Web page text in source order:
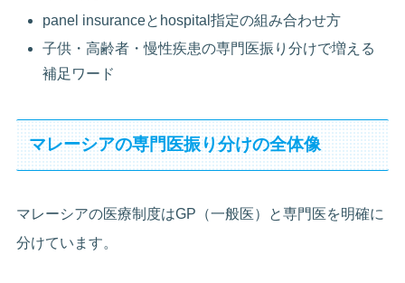
panel insuranceとhospital指定の組み合わせ方
子供・高齢者・慢性疾患の専門医振り分けで増える
補足ワード
マレーシアの専門医振り分けの全体像
マレーシアの医療制度はGP（一般医）と専門医を明確に
分けています。